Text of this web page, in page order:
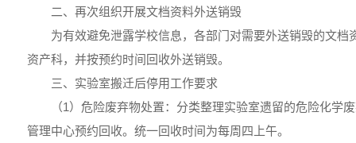
二、再次组织开展文档资料外送销毁
为有效避免泄露学校信息，各部门对需要外送销毁的文档
资产科，并按预约时间回收外送销毁。
三、实验室搬迁后停用工作要求
（1）危险废弃物处置：分类整理实验室遗留的危险化学
管理中心预约回收。统一回收时间为每周四上午。